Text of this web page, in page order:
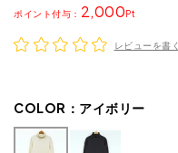
2,000
ポイント
レビューを書く
COLOR： アイボリー